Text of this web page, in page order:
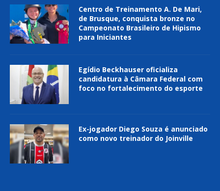
Centro de Treinamento A. De Mari,
de Brusque, conquista bronze no
Campeonato Brasileiro de Hipismo
para Iniciantes
Egídio Beckhauser oficializa
candidatura à Câmara Federal com
foco no fortalecimento do esporte
Ex-jogador Diego Souza é anunciado
como novo treinador do Joinville